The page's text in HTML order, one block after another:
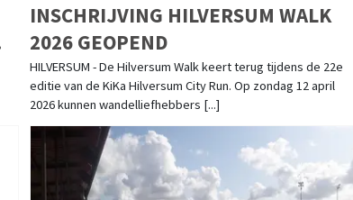
INSCHRIJVING HILVERSUM WALK
2026 GEOPEND
HILVERSUM - De Hilversum Walk keert terug tijdens de 22e
editie van de KiKa Hilversum City Run. Op zondag 12 april
2026 kunnen wandelliefhebbers [...]